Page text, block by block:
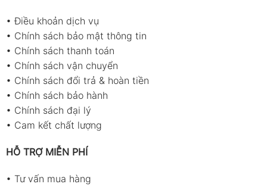
•Điều khoản dịch vụ
• Chính sách bảo mật thông tin
• Chính sách thanh toán
• Chính sách vận chuyển
• Chính sách đổi trả & hoàn tiền
• Chính sách bảo hành
• Chính sách đại lý
• Cam kết chất lượng
HỖ TRỢ MIỄN PHÍ
• Tư vấn mua hàng